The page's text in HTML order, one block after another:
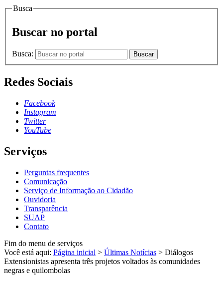
Busca
Buscar no portal
Busca: Buscar
Redes Sociais
Facebook
Instagram
Twitter
YouTube
Serviços
Perguntas frequentes
Comunicação
Serviço de Informação ao Cidadão
Ouvidoria
Transparência
SUAP
Contato
Fim do menu de serviços
Você está aqui: Página inicial > Últimas Notícias > Diálogos
Extensionistas apresenta três projetos voltados às comunidades
negras e quilombolas